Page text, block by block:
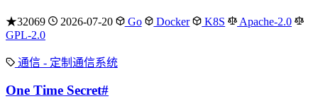
★32069 2026-07-20 Go Docker K8S
Apache-2.0
GPL-2.0
通信 - 定制通信系统
One Time Secret#